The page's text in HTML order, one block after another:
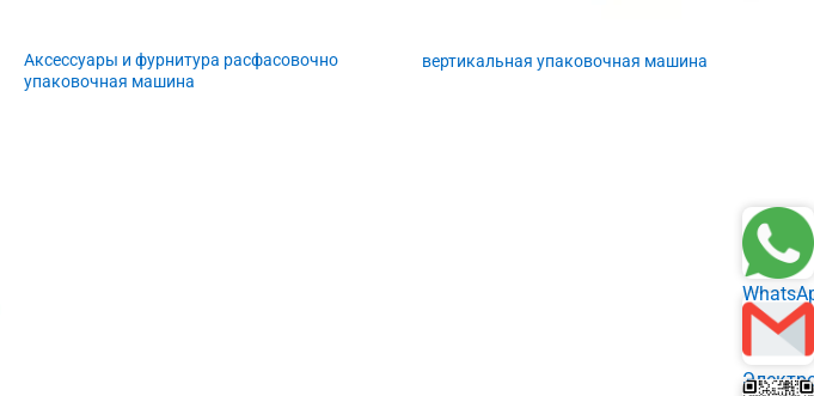
Аксессуары и фурнитура расфасовочно
упаковочная машина
вертикальная упаковочная машина